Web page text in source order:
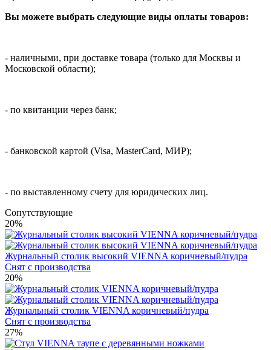
Вы можете выбрать следующие виды оплаты товаров:
- наличными, при доставке товара (только для Москвы и
Московской области);
- по квитанции через банк;
- банковской картой (Visa, MasterCard, МИР);
- по выставленному счету для юридических лиц.
Cопутствующие
20%
Журнальный столик высокий VIENNA коричневый/пудра
Снят с производства
20%
Журнальный столик VIENNA коричневый/пудра
Снят с производства
27%